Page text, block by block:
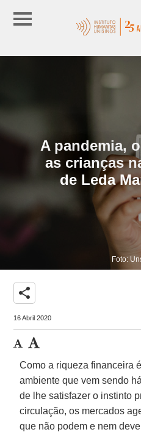
A pandemia,
as crianças
de Leda
Foto:
share
16 Abril 2020
Como a riqueza financeira
ambiente que vem sendo
de lhe satisfazer o instinto
circulação, os mercados
que não podem e nem